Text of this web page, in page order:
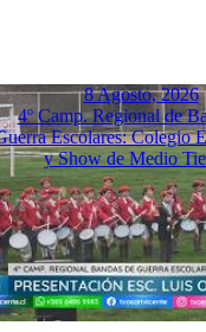
8 Agosto, 2026
4º Camp. Regional de
Escolares: Colegio
y Show de Medio